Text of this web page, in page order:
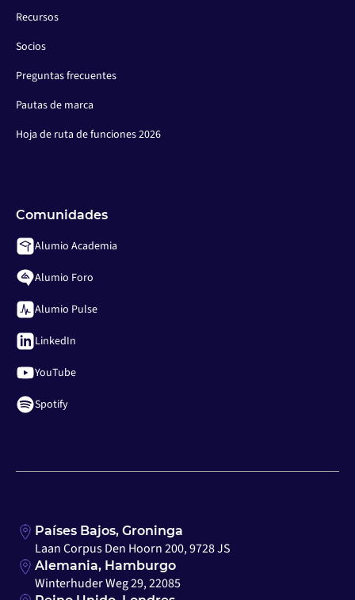
Recursos
Socios
Preguntas frecuentes
Pautas de marca
Hoja de ruta de funciones 2026
Comunidades
Alumio Academia
Alumio Foro
Alumio Pulse
LinkedIn
YouTube
Spotify
Países Bajos, Groninga
Laan Corpus Den Hoorn 200, 9728 JS
Alemania, Hamburgo
Winterhuder Weg 29, 22085